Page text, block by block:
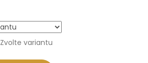
Zvolte variantu